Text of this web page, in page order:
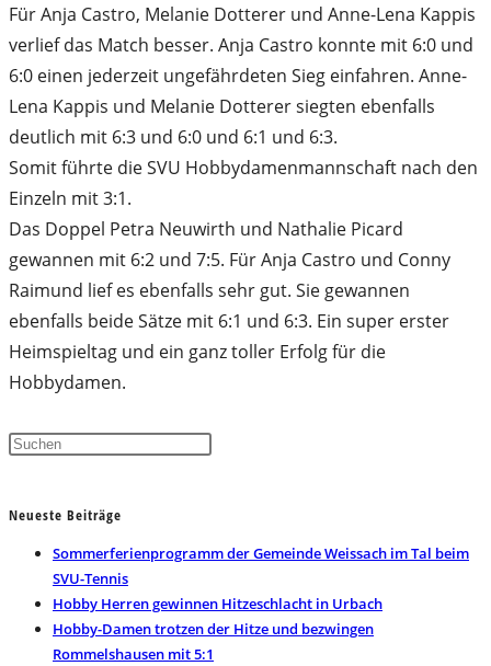
Für Anja Castro, Melanie Dotterer und Anne-Lena Kappis
verlief das Match besser. Anja Castro konnte mit 6:0 und
6:0 einen jederzeit ungefährdeten Sieg einfahren. Anne-
Lena Kappis und Melanie Dotterer siegten ebenfalls
deutlich mit 6:3 und 6:0 und 6:1 und 6:3.
Somit führte die SVU Hobbydamenmannschaft nach den
Einzeln mit 3:1.
Das Doppel Petra Neuwirth und Nathalie Picard
gewannen mit 6:2 und 7:5. Für Anja Castro und Conny
Raimund lief es ebenfalls sehr gut. Sie gewannen
ebenfalls beide Sätze mit 6:1 und 6:3. Ein super erster
Heimspieltag und ein ganz toller Erfolg für die
Hobbydamen.
Neueste Beiträge
Sommerferienprogramm der Gemeinde Weissach im Tal beim
SVU-Tennis
Hobby Herren gewinnen Hitzeschlacht in Urbach
Hobby-Damen trotzen der Hitze und bezwingen
Rommelshausen mit 5:1